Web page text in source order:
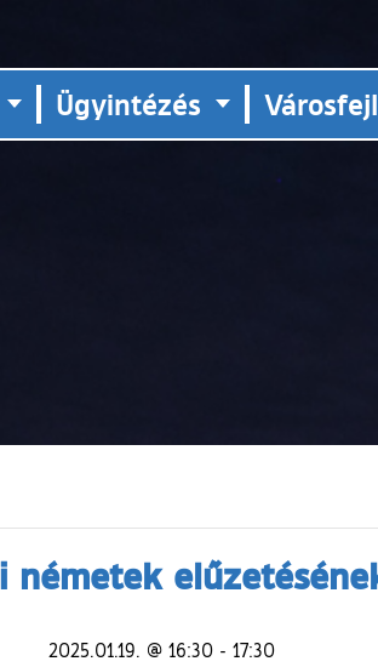
Ügyintézés
németek
2025.01.19. @ 16:30- 17:30